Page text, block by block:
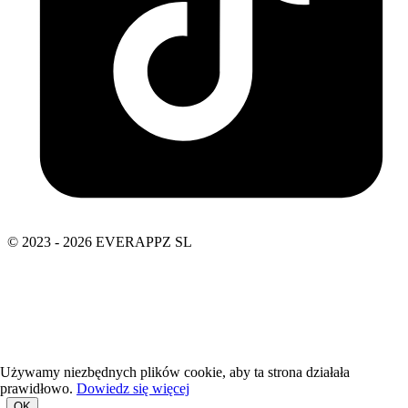
Używamy niezbędnych plików cookie, aby ta strona działała
prawidłowo. Dowiedz się więcej
© 2023 - 2026 EVERAPPZ SL